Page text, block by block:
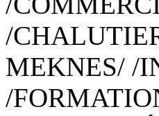
/
MEKNES/ /
/